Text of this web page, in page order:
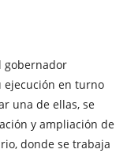
gobernador
ejecución en turno
una de ellas, se
y ampliación de
donde se trabaja